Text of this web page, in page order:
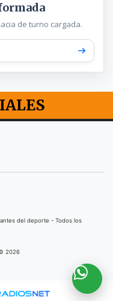
de turno cargada.
del deporte - Todos los
2026